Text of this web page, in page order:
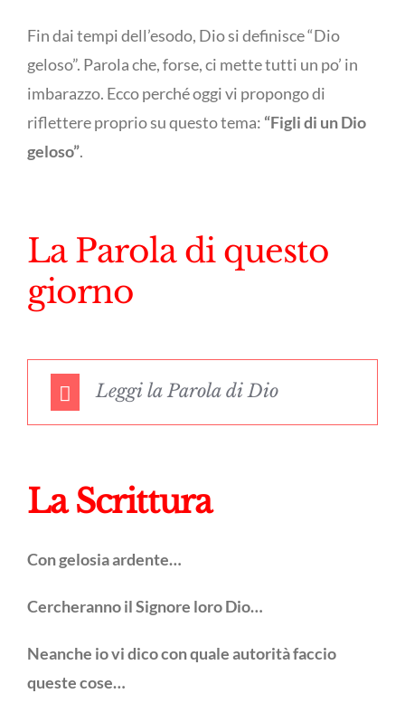
Fin dai tempi dell’esodo, Dio si definisce “Dio
geloso”. Parola che, forse, ci mette tutti un po’ in
imbarazzo. Ecco perché oggi vi propongo di
riflettere proprio su questo tema: “Figli di un Dio
geloso”.
La Parola di questo
giorno
Leggi la Parola di Dio
La Scrittura
Con gelosia ardente…
Cercheranno il Signore loro Dio…
Neanche io vi dico con quale autorità faccio
queste cose…